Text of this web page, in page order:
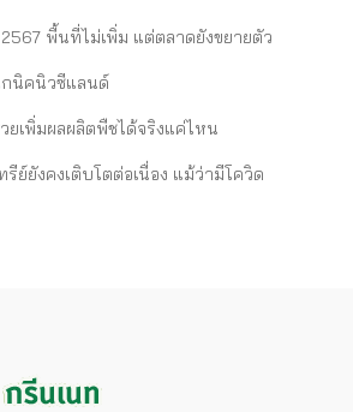
พื้นที่ไม่เพิ่ม แต่ตลาดยังขยายตัว
นิคนิวซีแลนด์
ยเพิ่มผลผลิตพืชได้จริงแค่ไหน
ย์ยังคงเติบโตต่อเนื่อง แม้ว่ามีโควิด